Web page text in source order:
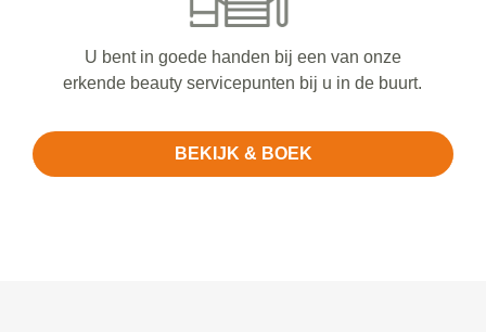
U bent in goede handen bij een van onze
erkende beauty servicepunten bij u in de buurt.
BEKIJK & BOEK